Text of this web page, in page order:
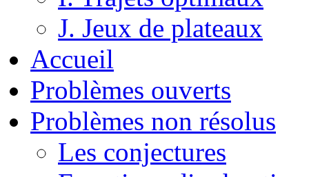
J. Jeux de plateaux
Accueil
Problèmes ouverts
Problèmes non résolus
Les conjectures